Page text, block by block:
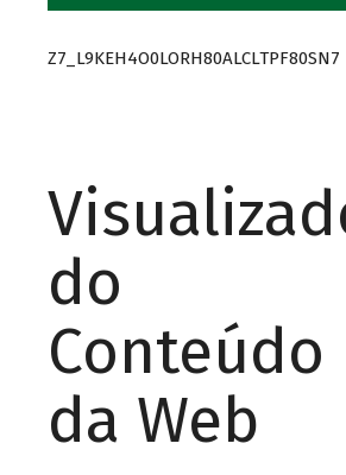
Z7_L9KEH4O0LORH80ALCLTPF80SN7
do
Conteúdo
da Web